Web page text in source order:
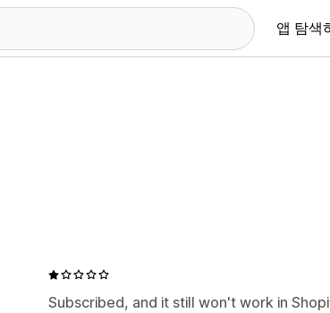
앱 탐색
Subscribed, and it still won't work in